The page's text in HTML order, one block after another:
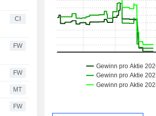
CI
FW
FW
MT
FW